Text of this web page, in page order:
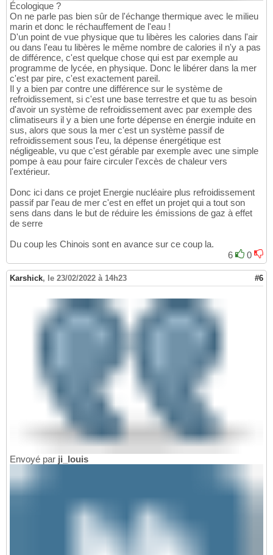
Écologique ?
On ne parle pas bien sûr de l'échange thermique avec le milieu
marin et donc le réchauffement de l'eau !
D'un point de vue physique que tu libères les calories dans l'air
ou dans l'eau tu libères le même nombre de calories il n'y a pas
de différence, c'est quelque chose qui est par exemple au
programme de lycée, en physique. Donc le libérer dans la mer
c'est par pire, c'est exactement pareil.
Il y a bien par contre une différence sur le système de
refroidissement, si c'est une base terrestre et que tu as besoin
d'avoir un système de refroidissement avec par exemple des
climatiseurs il y a bien une forte dépense en énergie induite en
sus, alors que sous la mer c'est un système passif de
refroidissement sous l'eu, la dépense énergétique est
négligeable, vu que c'est gérable par exemple avec une simple
pompe à eau pour faire circuler l'excès de chaleur vers
l'extérieur.
Donc ici dans ce projet Energie nucléaire plus refroidissement
passif par l'eau de mer c'est en effet un projet qui a tout son
sens dans dans le but de réduire les émissions de gaz à effet
de serre
Du coup les Chinois sont en avance sur ce coup la.
6
0
Karshick, le 23/02/2022 à 14h23 #6
Envoyé par ji_louis